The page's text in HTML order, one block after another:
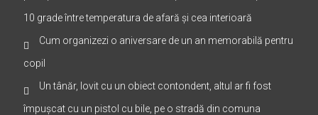
10 grade între temperatura de afară și cea interioară
Cum organizezi o aniversare de un an memorabilă pentru
copil
Un tânăr, lovit cu un obiect contondent, altul ar fi fost
împușcat cu un pistol cu bile, pe o stradă din comuna